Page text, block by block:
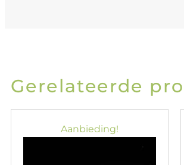
Gerelateerde
Aanbieding!